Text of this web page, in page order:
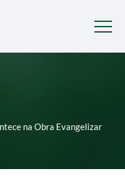
na Obra Evangelizar